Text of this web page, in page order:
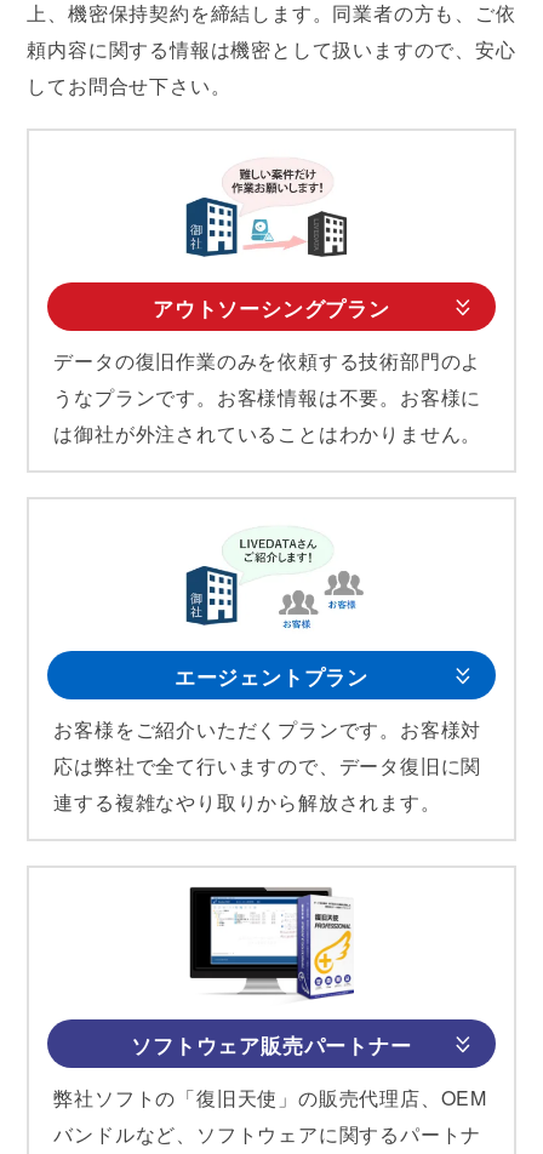
上、機密保持契約を締結します。同業者の方も、ご依
頼内容に関する情報は機密として扱いますので、安心
してお問合せ下さい。
アウトソーシングプラン
データの復旧作業のみを依頼する技術部門のよ
うなプランです。お客様情報は不要。お客様に
は御社が外注されていることはわかりません。
エージェントプラン
お客様をご紹介いただくプランです。お客様対
応は弊社で全て行いますので、データ復旧に関
連する複雑なやり取りから解放されます。
ソフトウェア販売パートナー
弊社ソフトの「復旧天使」の販売代理店、OEM
バンドルなど、ソフトウェアに関するパートナ